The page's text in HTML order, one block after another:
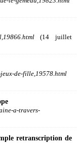
(14 juillet
de-fille,19578.html
a-travers-
retranscription de